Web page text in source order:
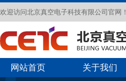
欢迎访问北京真空电子科技有限公司官网！
网站首页 关于我们